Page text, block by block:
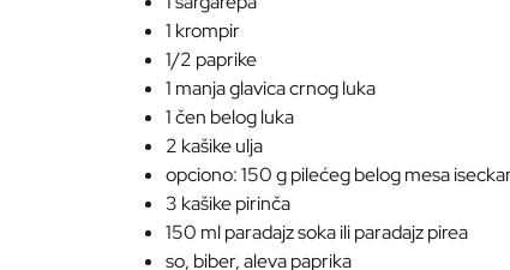
1 krompir
1/2 paprike
1 manja glavica crnog luka
1 čen belog luka
2 kašike ulja
opciono: 150 g pilećeg belog mesa
3 kašike pirinča
150 ml paradajz soka ili paradajz pirea
so, biber, aleva paprika